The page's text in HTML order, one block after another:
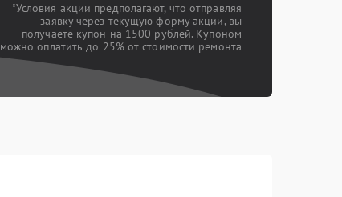
*Условия акции предполагают, что отправляя
заявку через текущую форму акции, вы
получаете купон на 1500 рублей. Купоном
можно оплатить до 25% от стоимости ремонта